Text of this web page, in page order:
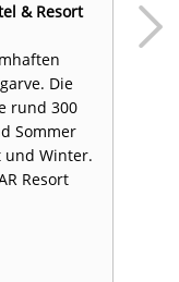
& Resort
Die
rund 300
Sommer
und Winter.
Resort